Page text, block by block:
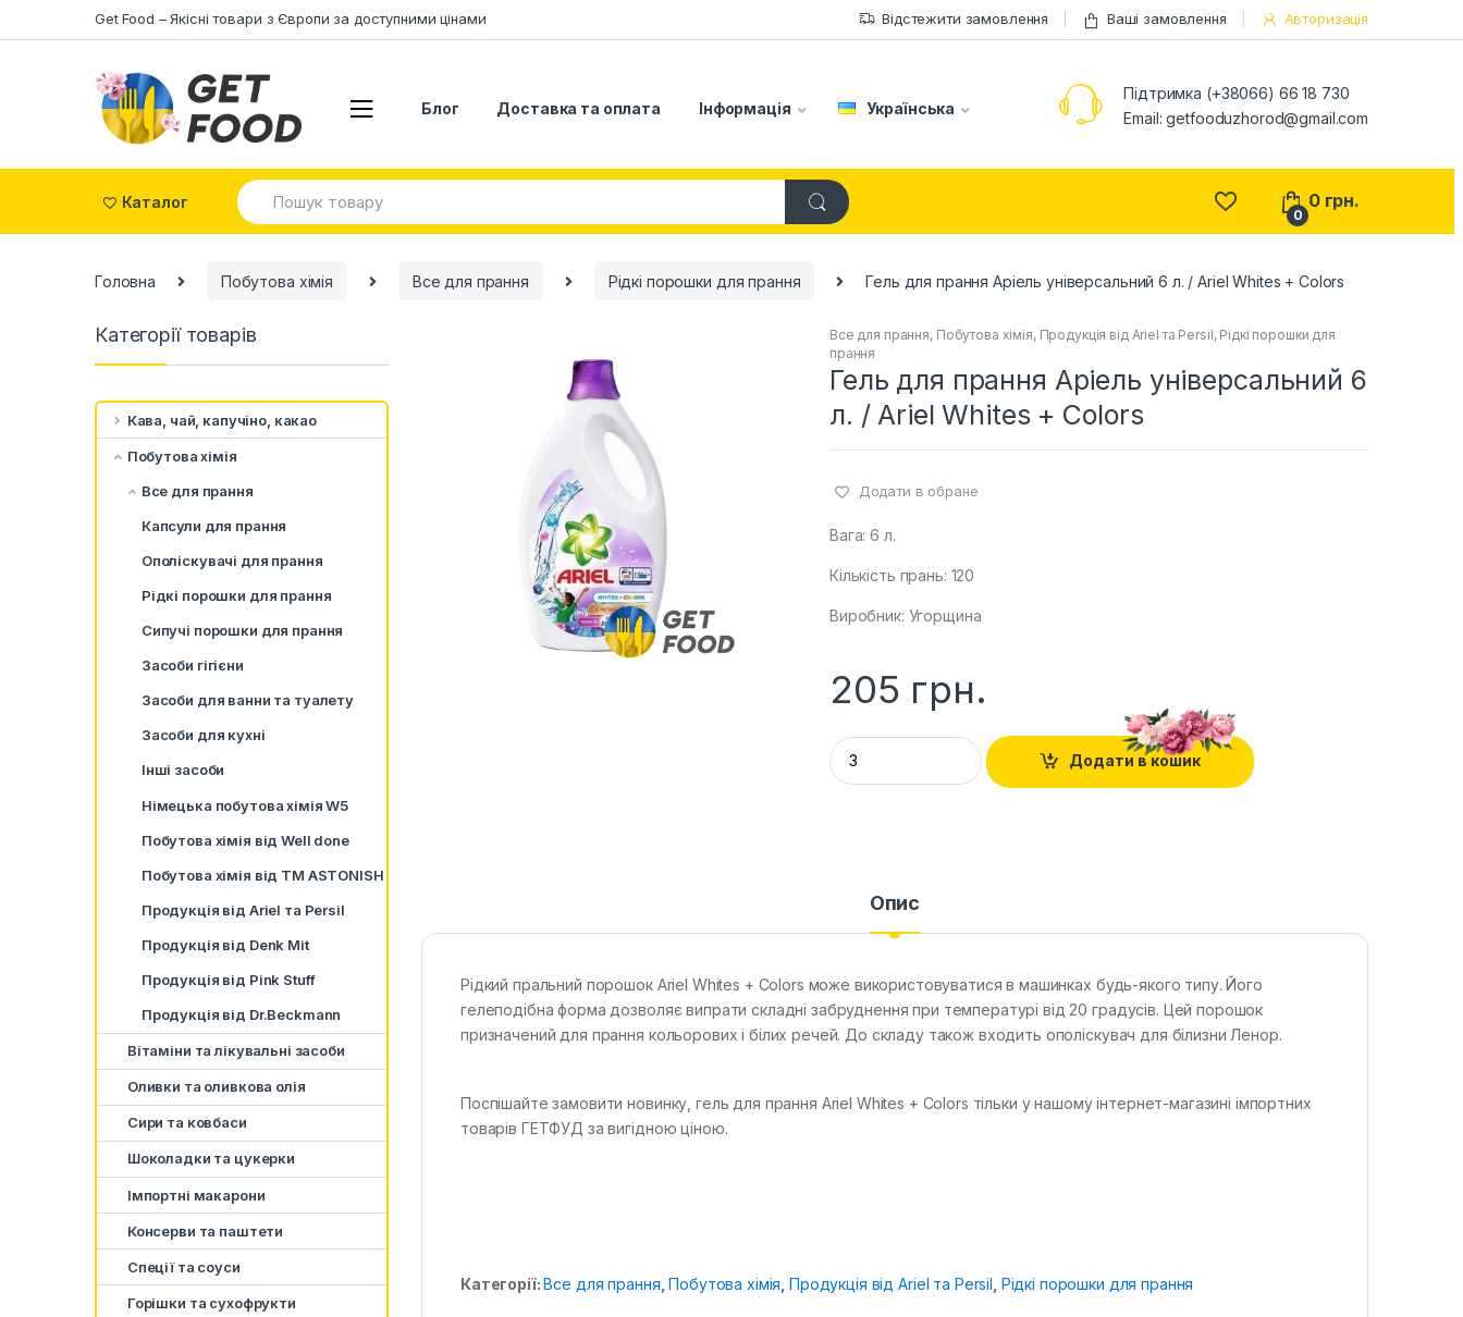
Skip to navigation
Skip to contentGet Food – Якісні товари з Європи за доступними цінами Відстежити замовлення Ваші замовлення Авторизація
Блог Доставка та оплата Інформація Українська
Підтримка (+38066) 66 18 730
Email:getfooduzhorod@gmail.com
Каталог
S
e
h
o
r
:
0
0 грн.
Головна Побутова хімія Все для прання Рідкі порошки для прання Гель для прання Аріель універсальний 6 л. / Ariel Whites + Colors
Все для прання, Побутова хімія, Продукція від Ariel та Persil, Рідкі порошки для
прання
Гель для прання Аріель універсальний 6
л. / Ariel Whites + Colors
Додати в обране
Вага: 6 л.
Кількість прань: 120
Виробник: Угорщина
205 грн.
Q
u
a
Додати в кошик
Опис
Рідкий пральний порошок Ariel Whites + Colors може використовуватися в машинках будь-якого типу. Його
гелеподібна форма дозволяє випрати складні забруднення при температурі від 20 градусів. Цей порошок
призначений для прання кольорових і білих речей. До складу також входить ополіскувач для білизни Ленор.
Поспішайте замовити новинку, гель для прання Ariel Whites + Colors тільки у нашому інтернет-магазині імпортних
товарів ГЕТФУД за вигідною ціною.
Категорії:Все для прання ,Побутова хімія ,Продукція від Ariel та Persil Рідкі порошки для прання
Категорії товарів
Кава, чай, капучіно, какао
Побутова хімія
Все для прання
Капсули для прання
Ополіскувачі для прання
Рідкі порошки для прання
Сипучі порошки для прання
Засоби гігієни
Засоби для ванни та туалету
Засоби для кухні
Інші засоби
Німецька побутова хімія W5
Побутова хімія від Well done
Побутова хімія від ТМ ASTONISH
Продукція від Ariel та Persil
Продукція від Denk Mit
Продукція від Pink Stuff
Продукція від Dr.Beckmann
Вітаміни та лікувальні засоби
Оливки та оливкова олія
Сири та ковбаси
Шоколадки та цукерки
Імпортні макарони
Консерви та паштети
Спеції та соуси
Горішки та сухофрукти